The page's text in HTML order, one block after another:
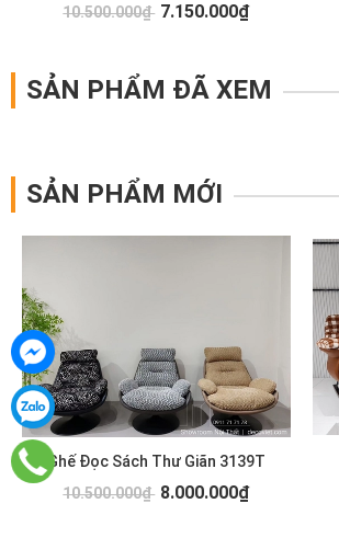
10.500.000₫ 7.150.000₫
SẢN PHẨM ĐÃ XEM
SẢN PHẨM MỚI
Ghế Đọc Sách Thư Giãn 3139T
10.500.000₫ 8.000.000₫